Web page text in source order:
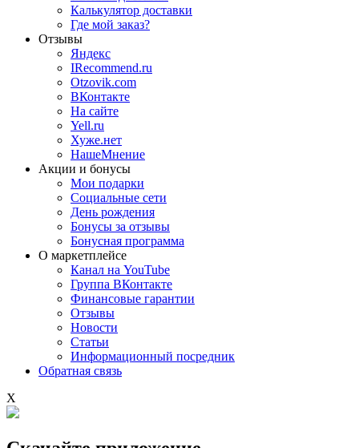
Калькулятор доставки
Где мой заказ?
Отзывы
Яндекс
IRecommend.ru
Otzovik.com
ВКонтакте
На сайте
Yell.ru
Хуже.нет
НашеМнение
Акции и бонусы
Мои подарки
Социальные сети
День рождения
Бонусы за отзывы
Бонусная программа
О маркетплейсе
Канал на YouTube
Группа ВКонтакте
Финансовые гарантии
Отзывы
Новости
Статьи
Информационный посредник
Обратная связь
X